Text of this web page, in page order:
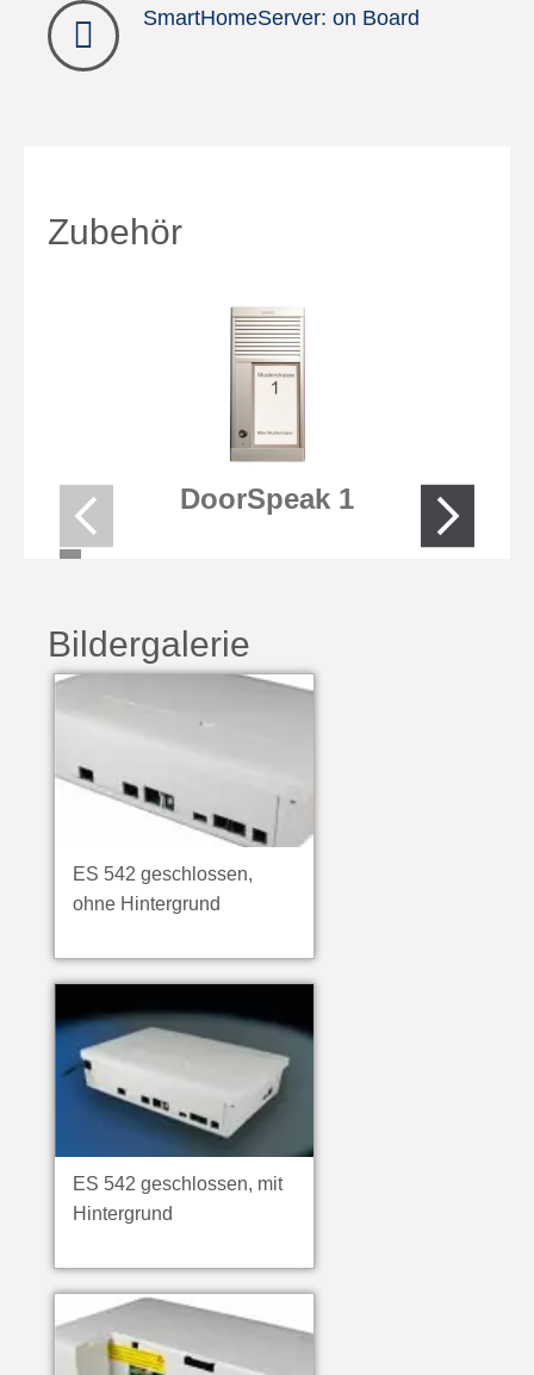
SmartHomeServer: on Board
Zubehör
DoorSpeak 1
Bildergalerie
ES 542 geschlossen,
ohne Hintergrund
ES 542 geschlossen, mit
Hintergrund